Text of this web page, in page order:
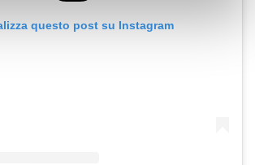
utilizzo dei loro servizi.
questo post su Instagram